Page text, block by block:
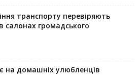
транспорту перевіряють
салонах громадського
на домашніх улюбленців